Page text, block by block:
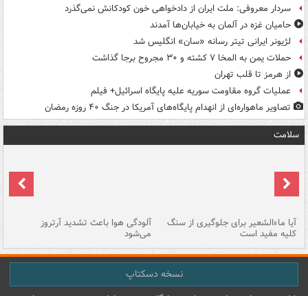
سردار معروفی: ملت ایران از دادخواهی خون کودکانش نمی‌گذرد
حامیان غزه در آلمان به خیابان‌ها آمدند
لژیونر ایرانی تیتر رسانه «سان» انگلیس شد
حملات یمن به المخا ۷ کشته و ۳۰ مجروح برجا گذاشت
از هرمز تا قلب تهران
عملیات گروه مقاومت سوریه علیه پایگاه اسرائیل+ فیلم
تصاویر ماهواره‌ای از انهدام پایگاه‌های آمریکا در جنگ ۴۰ روزه رمضان
سلامت
آیا ماءالشعیر برای جلوگیری از سنگ
کلیه مفید است
آلودگی هوا باعث تشدید آرتروز
می‌شود
نسخه دسکتاپ